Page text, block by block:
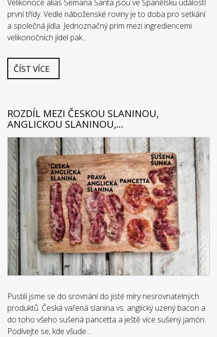
Velikonoce alias Semana Santa jsou ve Španělsku událostí
první třídy. Vedle náboženské roviny je to doba pro setkání
a společná jídla. Jednoznačný prim mezi ingrediencemi
velikonočních jídel pak...
ČÍST VÍCE
ROZDÍL MEZI ČESKOU SLANINOU,
ANGLICKOU SLANINOU,...
Pustili jsme se do srovnání do jisté míry nesrovnatelných
produktů. Česká vařená slanina vs. anglický uzený bacon a
do toho všeho sušená pancetta a ještě více sušený jamón.
Podívejte se, kde všude...